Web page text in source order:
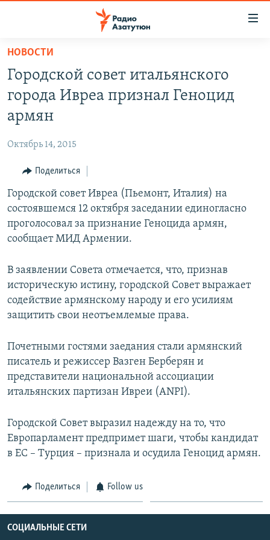
Перейти
основному
содержанию
Перейти
основной
навигации
Перейти
поиску
НОВОСТИ
ПОЛИТИКА
ЭКОНОМИКА
РЕГИОН
НАГОРНЫЙ КАРАБАХ
СПОРТ
Հայերեն
English
Все сайты Радио Азатутюн
НОВОСТИ
Городской совет итальянского
города Ивреа признал Геноцид
армян
Октябрь 14, 2015
Поделиться
Городской совет Ивреа (Пьемонт, Италия) на
состоявшемся 12 октября заседании единогласно
проголосовал за признание Геноцида армян,
сообщает МИД Армении.
В заявлении Совета отмечается, что, признав
историческую истину, городской Совет выражает
содействие армянскому народу и его усилиям
защитить свои неотъемлемые права.
Почетными гостями заедания стали армянский
писатель и режиссер Вазген Берберян и
представители национальной ассоциации
итальянских партизан Ивреи (ANPI).
Городской Совет выразил надежду на то, что
Европарламент предпримет шаги, чтобы кандидат
в ЕС – Турция – признала и осудила Геноцид армян.
Поделиться Follow us
СОЦИАЛЬНЫЕ СЕТИ